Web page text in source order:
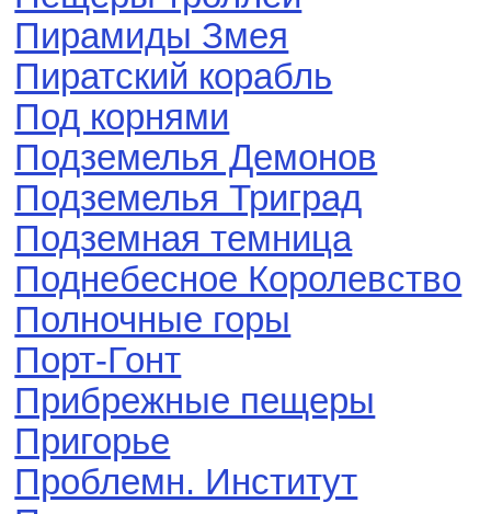
Пирамиды Змея
Пиратский корабль
Под корнями
Подземелья Демонов
Подземелья Триград
Подземная темница
Поднебесное Королевство
Полночные горы
Порт-Гонт
Прибрежные пещеры
Пригорье
Проблемн. Институт